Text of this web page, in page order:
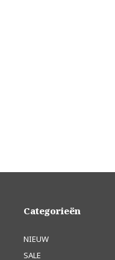
Categorieën
NIEUW
SALE